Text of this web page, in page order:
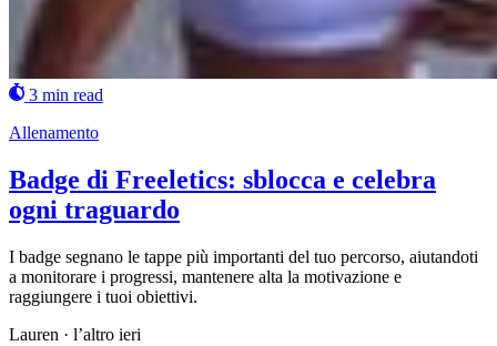
3 min read
Allenamento
Badge di Freeletics: sblocca e celebra
ogni traguardo
I badge segnano le tappe più importanti del tuo percorso, aiutandoti
a monitorare i progressi, mantenere alta la motivazione e
raggiungere i tuoi obiettivi.
Lauren · l’altro ieri